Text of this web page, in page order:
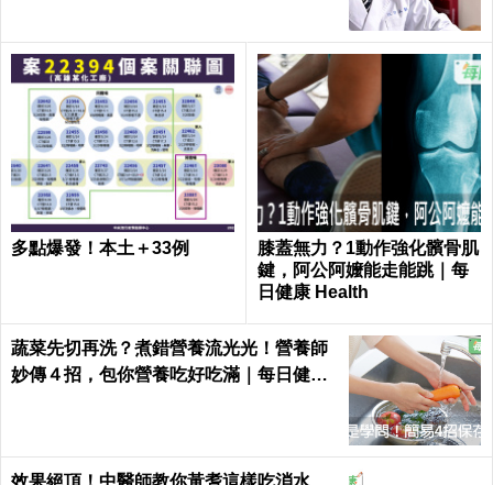
染「蟲蟲危機」｜每日健康 Health
壓力讓你愛吃炸雞？專家揭
「高熱量食物」真相：身體
掏耳朵小心「耳膜破裂」！
醫揭3類人群必定要清理耳
垢 這樣做才安全
發胖機率